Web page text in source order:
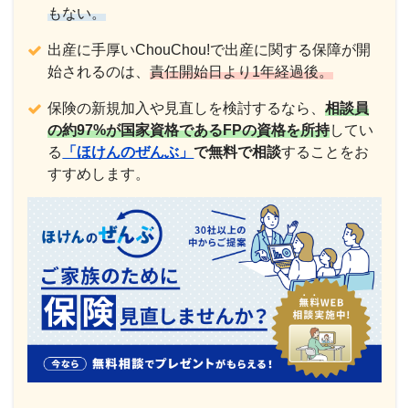
もない。
出産に手厚いChouChou!で出産に関する保障が開
始されるのは、責任開始日より1年経過後。
保険の新規加入や見直しを検討するなら、相談員
の約97%が国家資格であるFPの資格を所持してい
る
「ほけんのぜんぶ」で無料で相談することをお
すすめします。